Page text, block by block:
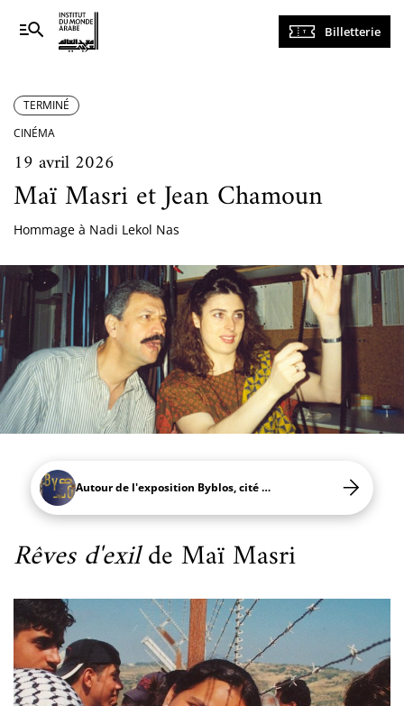
Navigation
principale
Billetterie
TERMINÉ
CINÉMA
19 avril 2026
Maï Masri et Jean Chamoun
Hommage à Nadi Lekol Nas
Autour de l'exposition Byblos, cité millénaire du Liban
Rêves d'exilde Maï Masri